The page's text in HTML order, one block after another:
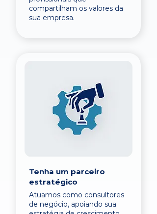
compartilham os valores da
sua empresa.
Tenha um parceiro
estratégico
Atuamos como consultores
de negócio, apoiando sua